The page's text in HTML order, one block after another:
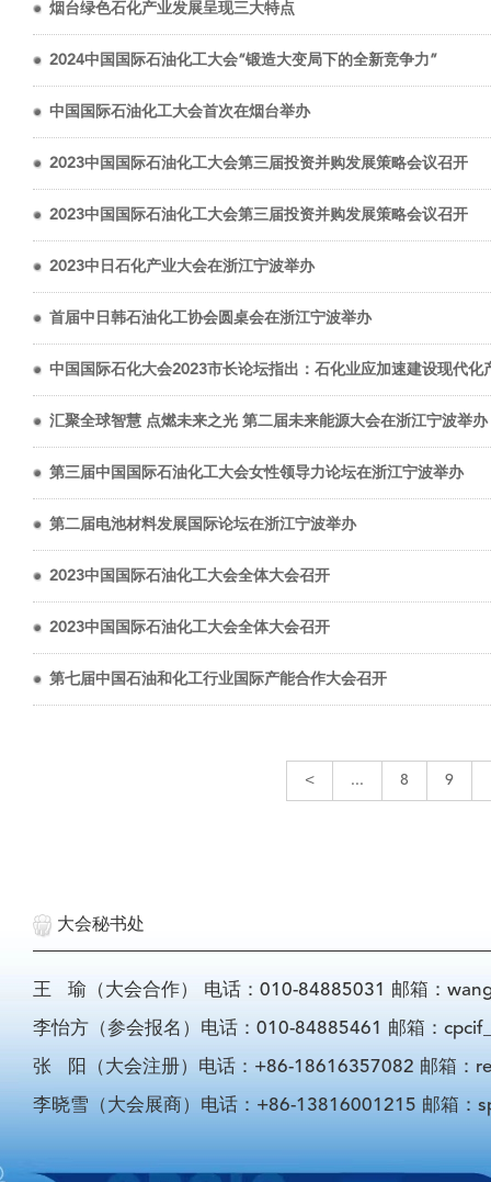
烟台绿色石化产业发展呈现三大特点
2024中国国际石油化工大会“锻造大变局下的全新竞争力”
中国国际石油化工大会首次在烟台举办
2023中国国际石油化工大会第三届投资并购发展策略会议召开
2023中国国际石油化工大会第三届投资并购发展策略会议召开
2023中日石化产业大会在浙江宁波举办
首届中日韩石油化工协会圆桌会在浙江宁波举办
中国国际石化大会2023市长论坛指出：石化业应加速建设现代化
汇聚全球智慧 点燃未来之光 第二届未来能源大会在浙江宁波举办
第三届中国国际石油化工大会女性领导力论坛在浙江宁波举办
第二届电池材料发展国际论坛在浙江宁波举办
2023中国国际石油化工大会全体大会召开
2023中国国际石油化工大会全体大会召开
第七届中国石油和化工行业国际产能合作大会召开
< ... 8 9
大会秘书处
王 瑜（大会合作） 电话：010-84885031 邮箱：
李怡方（参会报名）电话：010-84885461 邮箱：
张 阳（大会注册）电话：+86-18616357082 邮箱：
李晓雪（大会展商）电话：+86-13816001215 邮箱：